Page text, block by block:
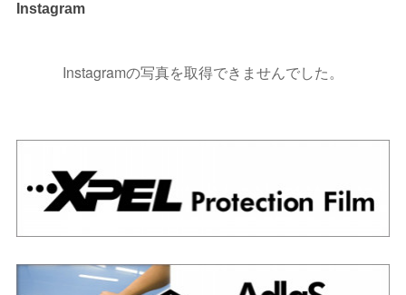
Instagram
Instagramの写真を取得できませんでした。